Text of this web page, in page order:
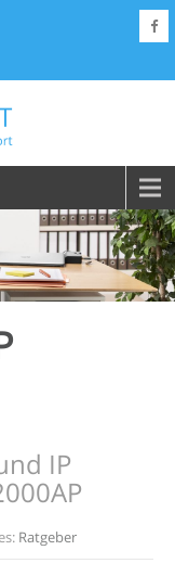
IP
Ratgeber